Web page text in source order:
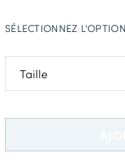
XL
SÉLECTIONNEZ